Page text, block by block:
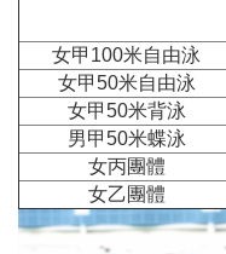
女甲100米自由泳
女甲50米自由泳
女甲50米背泳
男甲50米蝶泳
女丙團體
女乙團體